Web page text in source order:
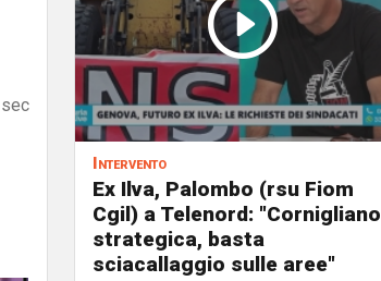
Intervento
Ex Ilva, Palombo (rsu Fiom
Cgil) a Telenord: "Cornigliano
strategica, basta
sciacallaggio sulle aree"